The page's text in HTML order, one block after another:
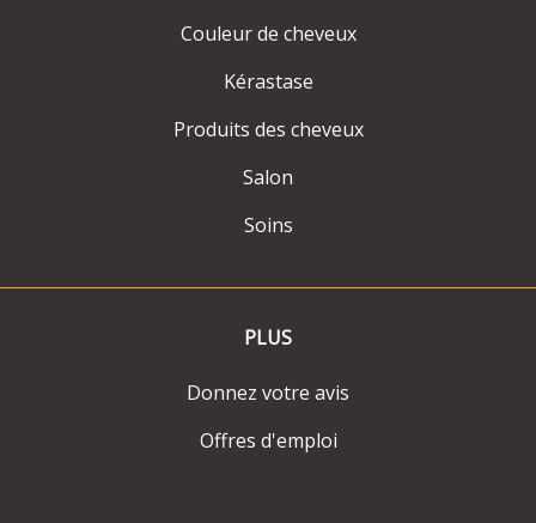
Couleur de cheveux
Kérastase
Produits des cheveux
Salon
Soins
PLUS
Donnez votre avis
Offres d'emploi